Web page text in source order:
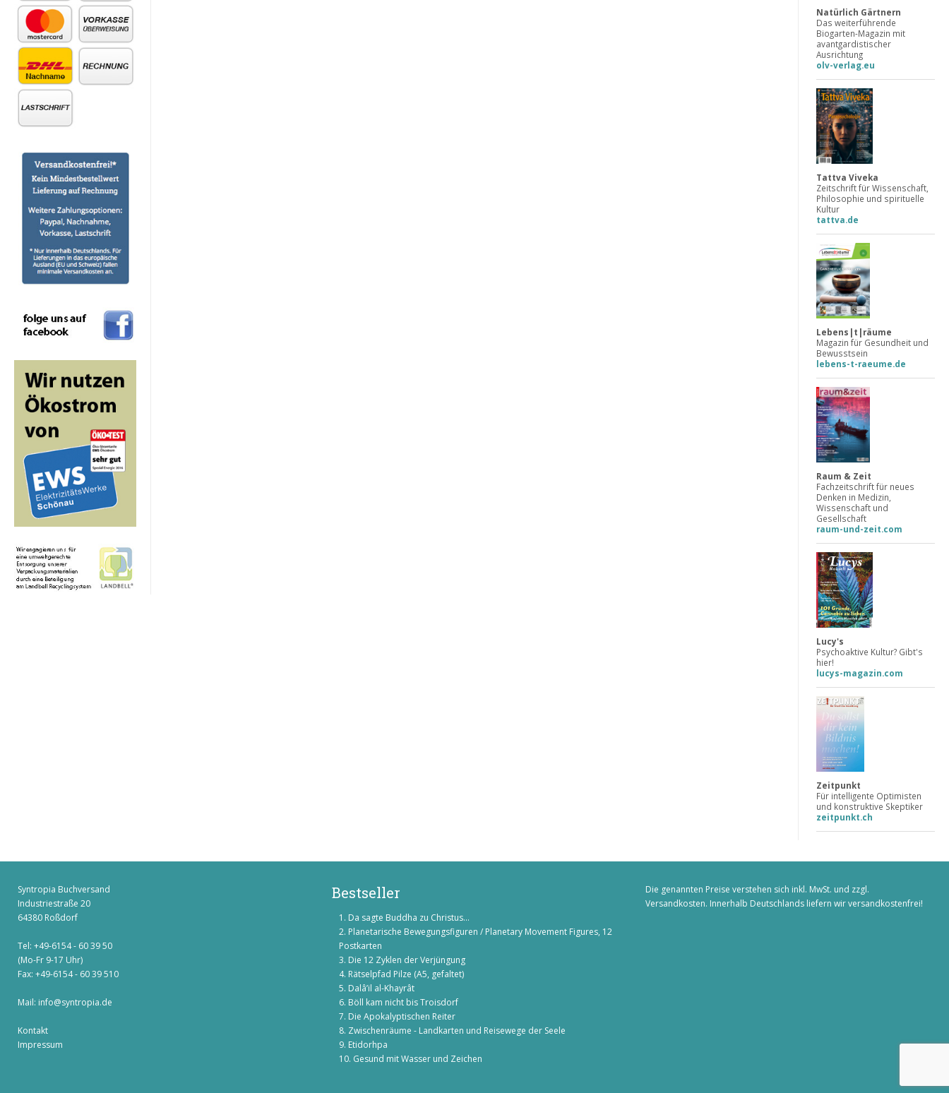
Natürlich Gärtnern
Das weiterführende
Biogarten-Magazin mit
avantgardistischer
Ausrichtung
olv-verlag.eu
Tattva Viveka
Zeitschrift für Wissenschaft,
Philosophie und spirituelle
Kultur
tattva.de
Lebens|t|räume
Magazin für Gesundheit und
Bewusstsein
lebens-t-raeume.de
Raum & Zeit
Fachzeitschrift für neues
Denken in Medizin,
Wissenschaft und
Gesellschaft
raum-und-zeit.com
Lucy's
Psychoaktive Kultur? Gibt's
hier!
lucys-magazin.com
Zeitpunkt
Für intelligente Optimisten
und konstruktive Skeptiker
zeitpunkt.ch
Syntropia Buchversand
Industriestraße 20
64380 Roßdorf
Tel: +49-6154 - 60 39 50
(Mo-Fr 9-17 Uhr)
Fax: +49-6154 - 60 39 510
Mail: info@syntropia.de
Kontakt
Impressum
Bestseller
Da sagte Buddha zu Christus...
Planetarische Bewegungsfiguren / Planetary Movement Figures, 12
Postkarten
Die 12 Zyklen der Verjüngung
Rätselpfad Pilze (A5, gefaltet)
Dalâ’il al-Khayrât
Böll kam nicht bis Troisdorf
Die Apokalyptischen Reiter
Zwischenräume - Landkarten und Reisewege der Seele
Etidorhpa
Gesund mit Wasser und Zeichen
Die genannten Preise verstehen sich inkl. MwSt. und zzgl.
Versandkosten. Innerhalb Deutschlands liefern wir versandkostenfrei!